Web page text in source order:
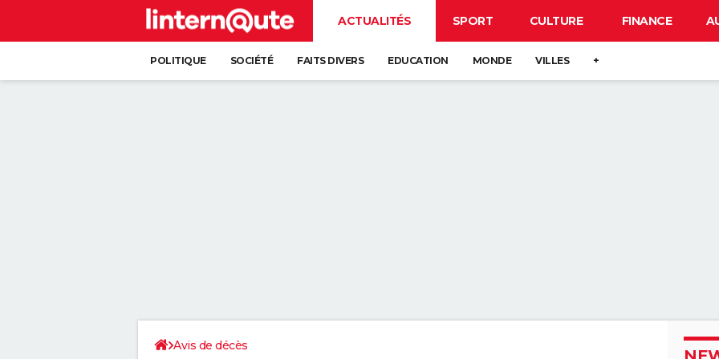
ACTUALITÉS SPORT CULTURE FINANCE
POLITIQUE SOCIÉTÉ FAITS DIVERS EDUCATION MONDE VILLES +
Avis de décès